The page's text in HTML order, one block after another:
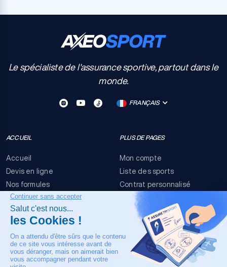
Le spécialiste de l'assurance sportive, partout dans le
monde.
FRANÇAIS
ACCUEIL
Accueil
Devis en ligne
Nos formules
FAQ
Nous contacter
PLUS DE PAGES
Mon compte
Liste des sports
Contrat personnalisé
Conditions générales
Risques événementiels
Mentions légales
NOTRE CONTACT